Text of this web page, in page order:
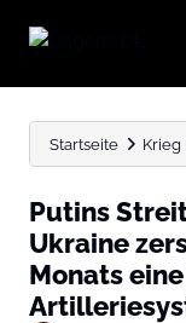
Startseite Krieg
Putins
Ukraine
Monats